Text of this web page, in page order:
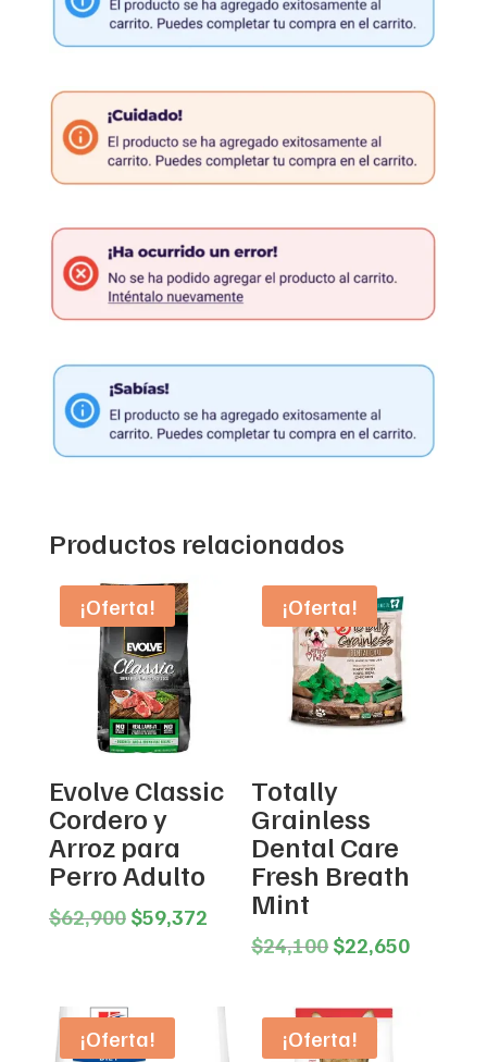
Productos relacionados
¡Oferta!
Evolve Classic
Cordero y
Arroz para
Perro Adulto
$62,900 Original
$59,372Current
price
$59,372.
¡Oferta!
Totally
Grainless
Dental Care
Fresh Breath
Mint
$24,100 Original
$24,100.
$22,650Current
¡Oferta! ¡Oferta!